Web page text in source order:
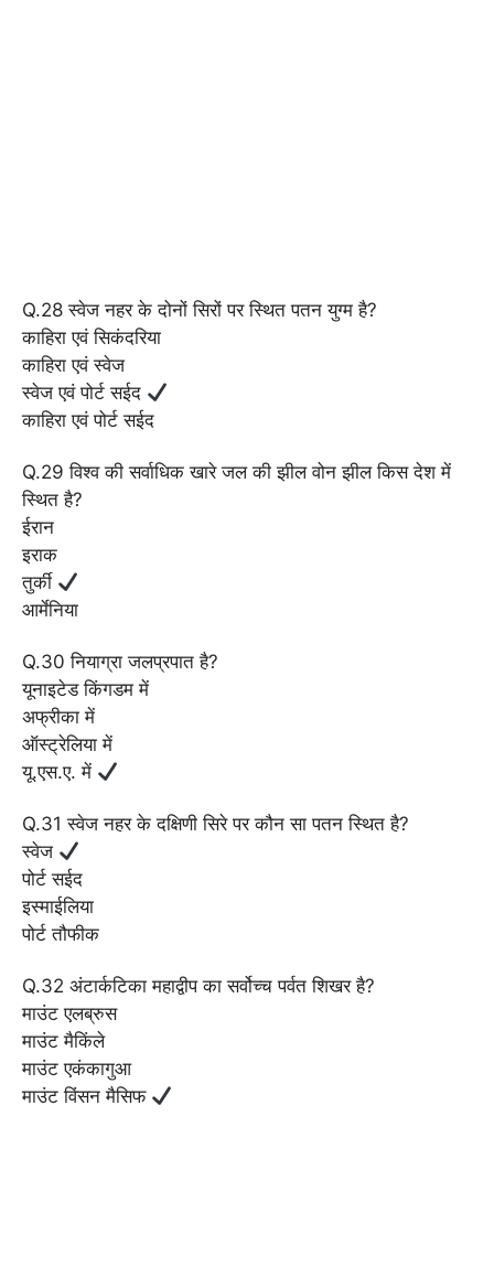
Q.28 स्वेज नहर के दोनों सिरों पर स्थित पतन युग्म है?
काहिरा एवं सिकंदरिया
काहिरा एवं स्वेज
स्वेज एवं पोर्ट सईद
काहिरा एवं पोर्ट सईद
Q.29 विश्व की सर्वाधिक खारे जल की झील वोन झील किस देश में
स्थित है?
ईरान
इराक
तुर्की
आर्मेनिया
Q.30 नियाग्रा जलप्रपात है?
यूनाइटेड किंगडम में
अफ्रीका में
ऑस्ट्रेलिया में
यू.एस.ए. में
Q.31 स्वेज नहर के दक्षिणी सिरे पर कौन सा पतन स्थित है?
स्वेज
पोर्ट सईद
इस्माईलिया
पोर्ट तौफीक
Q.32 अंटार्कटिका महाद्वीप का सर्वोच्च पर्वत शिखर है?
माउंट एलब्रुस
माउंट मैकिंले
माउंट एकंकागुआ
माउंट विंसन मैसिफ